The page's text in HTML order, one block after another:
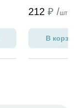
212 ₽ /шт
В